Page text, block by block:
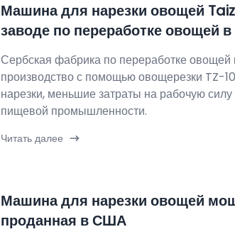
Машина для нарезки овощей
заводе по переработке овощей
Сербская фабрика по переработке
производство с помощью овощерезки TZ-
нарезки, меньшие затраты на рабочую
пищевой промышленности.
Читать далее
Машина для нарезки овощей
проданная в США